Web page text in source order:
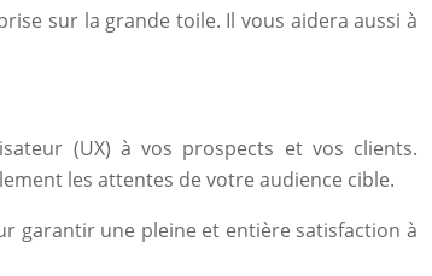
sur la grande toile. Il vous aidera aussi à
(UX) à vos prospects et vos clients.
les attentes de votre audience cible.
garantir une pleine et entière satisfaction à